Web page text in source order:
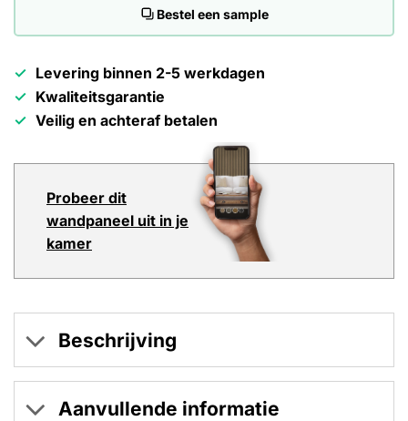
Bestel een sample
Levering binnen 2-5 werkdagen
Kwaliteitsgarantie
Veilig en achteraf betalen
Probeer dit
wandpaneel uit in je
kamer
Beschrijving
Aanvullende informatie